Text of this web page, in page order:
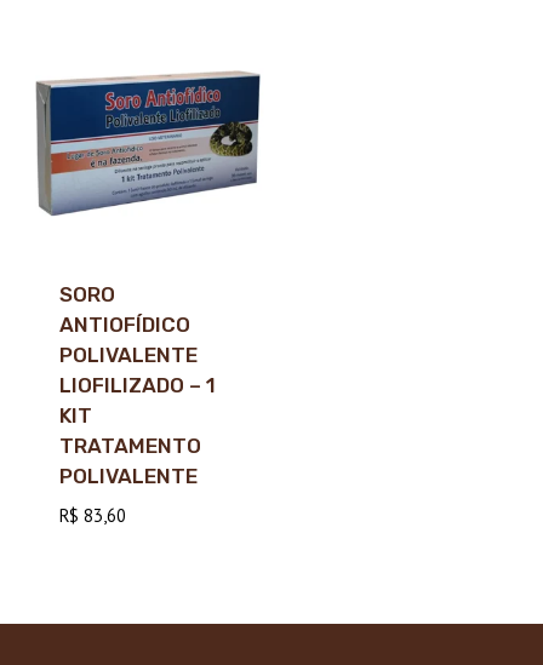
SORO
ANTIOFÍDICO
POLIVALENTE
LIOFILIZADO – 1
KIT
TRATAMENTO
POLIVALENTE
R$ 83,60